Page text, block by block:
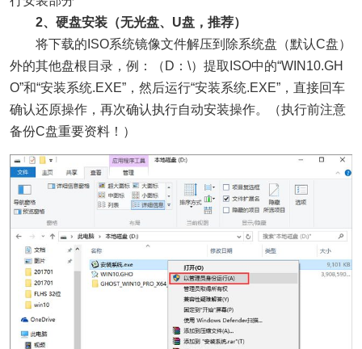
2、硬盘安装（无光盘、U盘，推荐）
将下载的ISO系统镜像文件解压到除系统盘（默认C盘）
外的其他盘根目录，例：（D：\）提取ISO中的“WIN10.GH
O”和“安装系统.EXE”，然后运行“安装系统.EXE”，直接回车
确认还原操作，再次确认执行自动安装操作。（执行前注意
备份C盘重要资料！）